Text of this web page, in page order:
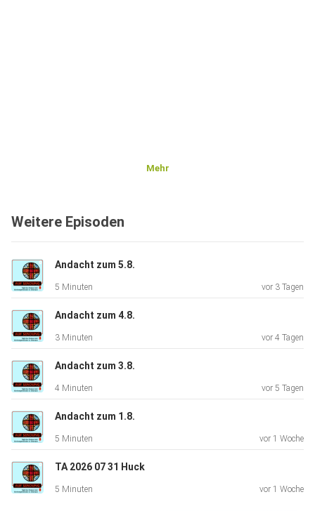
Mehr
Weitere Episoden
Andacht zum 5.8.
5 Minuten vor 3 Tagen
Andacht zum 4.8.
3 Minuten vor 4 Tagen
Andacht zum 3.8.
4 Minuten vor 5 Tagen
Andacht zum 1.8.
5 Minuten vor 1 Woche
TA 2026 07 31 Huck
5 Minuten vor 1 Woche